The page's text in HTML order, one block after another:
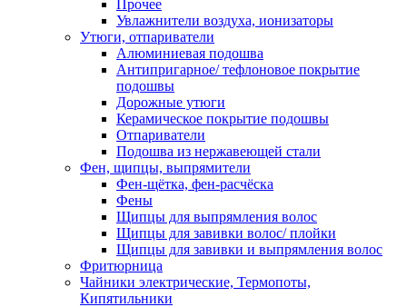
Прочее
Увлажнители воздуха, ионизаторы
Утюги, отпариватели
Алюминиевая подошва
Антипригарное/ тефлоновое покрытие
подошвы
Дорожные утюги
Керамическое покрытие подошвы
Отпариватели
Подошва из нержавеющей стали
Фен, щипцы, выпрямители
Фен-щётка, фен-расчёска
Фены
Щипцы для выпрямления волос
Щипцы для завивки волос/ плойки
Щипцы для завивки и выпрямления волос
Фритюрница
Чайники электрические, Термопоты,
Кипятильники